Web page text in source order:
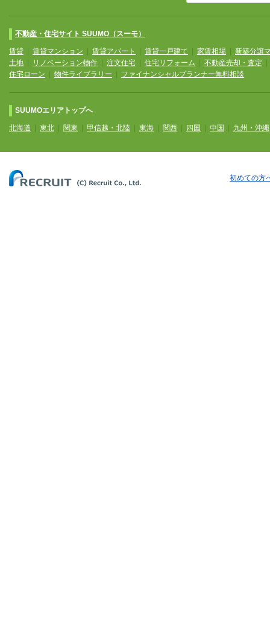
不動産・住宅サイト SUUMO（スーモ）
賃貸 賃貸マンション 賃貸アパート 賃貸一戸建て 家賃相場
新築分譲
土地
リノベーション物件 注文住宅 住宅リフォーム 不動産売却・査定
住宅ローン
物件ライブラリー ファイナンシャルプランナー無料相談
SUUMOエリアトップへ
北海道 東北 関東 甲信越・北陸 東海 関西 四国 中国 九州・沖縄
初めての方